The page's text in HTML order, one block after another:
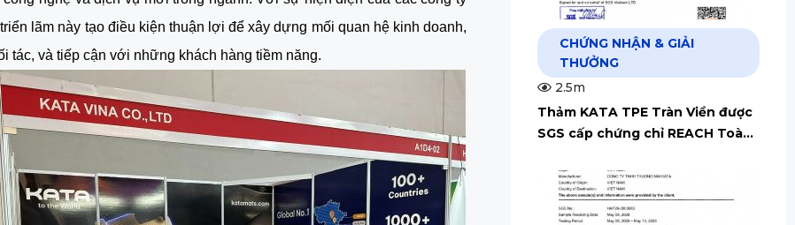
lãm này tạo điều kiện thuận lợi để xây dựng mối quan hệ kinh doanh,
tác, và tiếp cận với những khách hàng tiềm năng.
CHỨNG NHẬN & GIẢI
THƯỞNG
2.5m
Thảm KATA TPE Tràn Viền được
SGS cấp chứng chỉ REACH Toàn